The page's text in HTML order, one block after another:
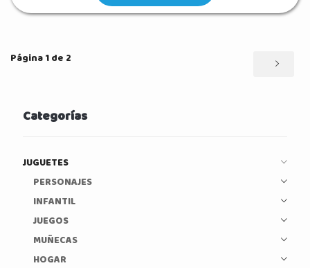
Página 1 de 2
Categorías
JUGUETES
PERSONAJES
INFANTIL
JUEGOS
MUÑECAS
HOGAR